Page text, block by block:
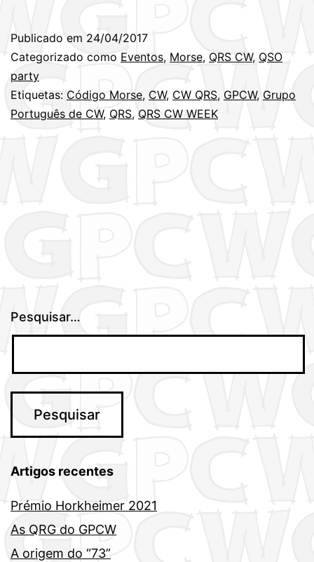
Publicado em 24/04/2017
Categorizado como Eventos, Morse, QRS CW, QSO
party
Etiquetas: Código Morse, CW, CW QRS, GPCW, Grupo
Português de CW, QRS, QRS CW WEEK
Pesquisar…
Artigos recentes
Prémio Horkheimer 2021
As QRG do GPCW
A origem do “73”